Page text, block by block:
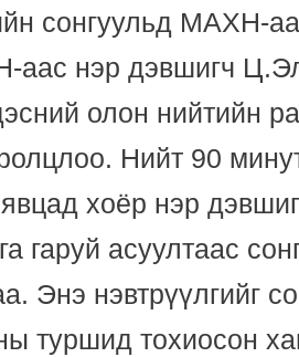
сонгуульд МАХН-
аас нэр дэвшигч
олон нийтийн
Нийт 90
хоёр нэр
гаруй асуултаас
Энэ нэвтрүүлгийг
туршид тохиосон